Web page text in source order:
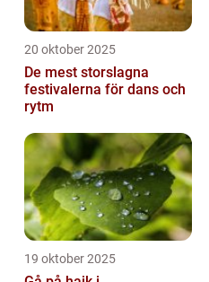
20 oktober 2025
De mest storslagna
festivalerna för dans och
rytm
19 oktober 2025